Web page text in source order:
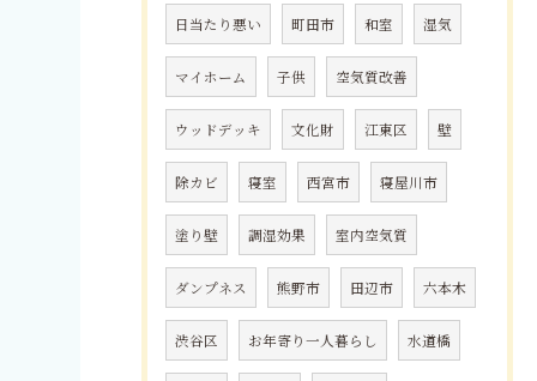
日当たり悪い 町田市 和室 湿気
マイホーム 子供 空気質改善
ウッドデッキ 文化財 江東区 壁
除カビ 寝室 西宮市 寝屋川市
塗り壁 調湿効果 室内空気質
ダンプネス 熊野市 田辺市 六本木
渋谷区 お年寄り一人暮らし 水道橋